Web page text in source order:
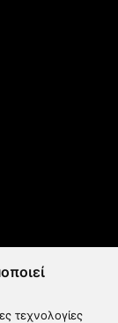
τεχνολογίες